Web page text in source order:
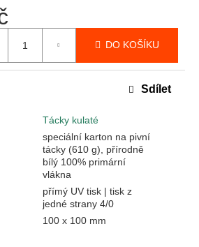
DO KOŠÍKU
Tácky kulaté
speciální karton na pivní
tácky (610 g), přírodně
bílý 100% primární
vlákna
přímý UV tisk | tisk z
jedné strany 4/0
100 x 100 mm
Sdílet